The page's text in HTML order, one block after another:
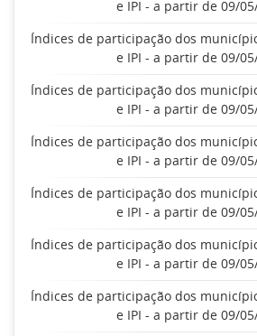
e IPI - a partir de 09/
Índices de participação dos
e IPI - a partir de 09/
Índices de participação dos
e IPI - a partir de 09/
Índices de participação dos
e IPI - a partir de 09/
Índices de participação dos
e IPI - a partir de 09/
Índices de participação dos
e IPI - a partir de 09/
Índices de participação dos
e IPI - a partir de 09/